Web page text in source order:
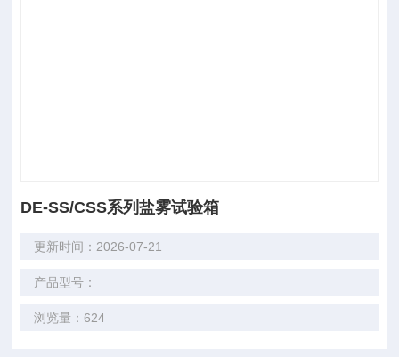
DE-SS/CSS系列盐雾试验箱
更新时间：2026-07-21
产品型号：
浏览量：624